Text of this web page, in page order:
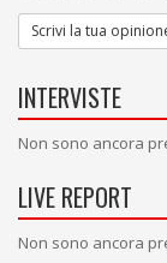
Scrivi la tua
INTERVISTE
Non sono ancora
LIVE REPORT
Non sono ancora